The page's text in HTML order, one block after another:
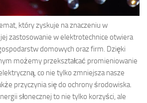
który zyskuje na znaczeniu w
zastosowanie w elektrotechnice otwiera
domowych oraz firm. Dzięki
możemy przekształcać promieniowanie
co nie tylko zmniejsza nasze
przyczynia się do ochrony środowiska.
słonecznej to nie tylko korzyści, ale